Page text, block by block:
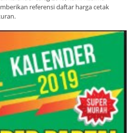
referensi daftar harga cetak